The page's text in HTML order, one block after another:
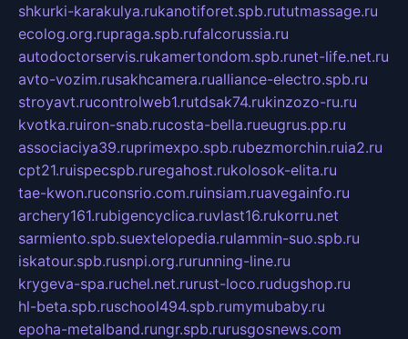
shkurki-karakulya.rukanotiforet.spb.rututmassage.ru
ecolog.org.rupraga.spb.rufalcorussia.ru
autodoctorservis.rukamertondom.spb.runet-life.net.ru
avto-vozim.rusakhcamera.rualliance-electro.spb.ru
stroyavt.rucontrolweb1.rutdsak74.rukinzozo-ru.ru
kvotka.ruiron-snab.rucosta-bella.rueugrus.pp.ru
associaciya39.ruprimexpo.spb.rubezmorchin.ruia2.ru
cpt21.ruispecspb.ruregahost.rukolosok-elita.ru
tae-kwon.ruconsrio.com.ruinsiam.ruavegainfo.ru
archery161.rubigencyclica.ruvlast16.rukorru.net
sarmiento.spb.suextelopedia.rulammin-suo.spb.ru
iskatour.spb.rusnpi.org.rurunning-line.ru
krygeva-spa.ruchel.net.rurust-loco.rudugshop.ru
hl-beta.spb.ruschool494.spb.rumymubaby.ru
epoha-metalband.rungr.spb.rurusgosnews.com